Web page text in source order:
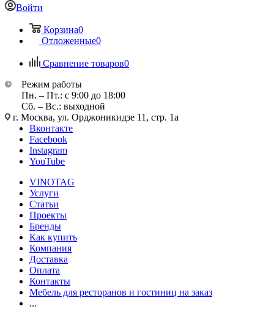
Войти
Корзина0
Отложенные0
Сравнение товаров0
Режим работы
Пн. – Пт.: с 9:00 до 18:00
Сб. – Вс.: выходной
г. Москва, ул. Орджоникидзе 11, стр. 1а
Вконтакте
Facebook
Instagram
YouTube
VINOTAG
Услуги
Статьи
Проекты
Бренды
Как купить
Компания
Доставка
Оплата
Контакты
Мебель для ресторанов и гостиниц на заказ
...